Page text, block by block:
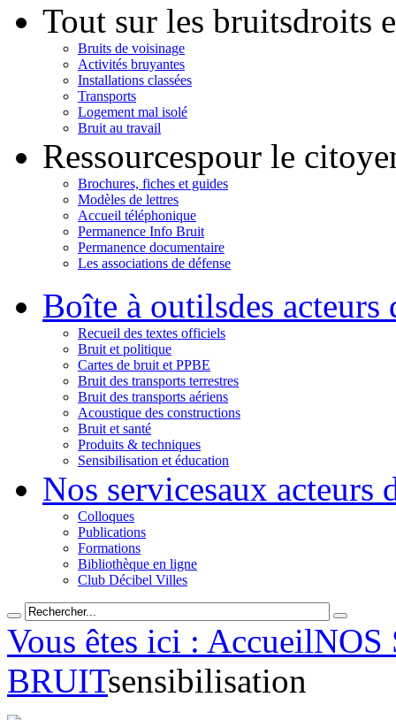
Tout sur les bruitsdroits
Bruits de voisinage
Activités bruyantes
Installations classées
Transports
Logement mal isolé
Bruit au travail
Ressourcespour le
Brochures, fiches et guides
Modèles de lettres
Accueil téléphonique
Permanence Info Bruit
Permanence documentaire
Les associations de défense
Boîte à outilsdes
Recueil des textes officiels
Bruit et politique
Cartes de bruit et PPBE
Bruit des transports terrestres
Bruit des transports aériens
Acoustique des constructions
Bruit et santé
Produits & techniques
Sensibilisation et éducation
Nos servicesaux acteurs
Colloques
Publications
Formations
Bibliothèque en ligne
Club Décibel Villes
Vous êtes ici : AccueilNOS
BRUITsensibilisation